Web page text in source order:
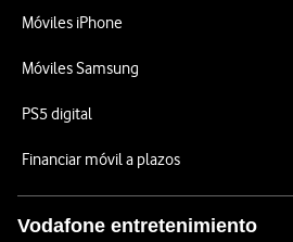
Móviles iPhone
Móviles Samsung
PS5 digital
Financiar móvil a plazos
Vodafone entretenimiento